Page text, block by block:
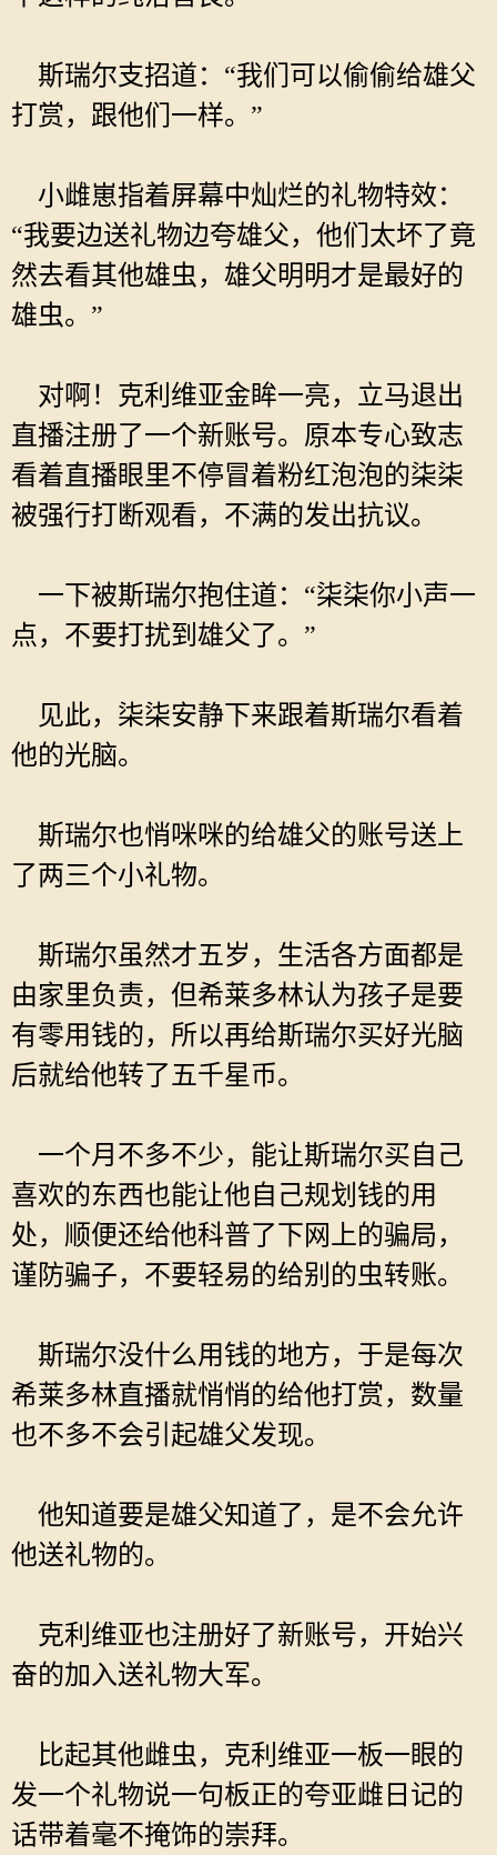
斯瑞尔支招道：“我们可以偷偷给雄父
打赏，跟他们一样。”
小雌崽指着屏幕中灿烂的礼物特效：
“我要边送礼物边夸雄父，他们太坏了竟
然去看其他雄虫，雄父明明才是最好的
雄虫。”
对啊！克利维亚金眸一亮，立马退出
直播注册了一个新账号。原本专心致志
看着直播眼里不停冒着粉红泡泡的柒柒
被强行打断观看，不满的发出抗议。
一下被斯瑞尔抱住道：“柒柒你小声一
点，不要打扰到雄父了。”
见此，柒柒安静下来跟着斯瑞尔看着
他的光脑。
斯瑞尔也悄咪咪的给雄父的账号送上
了两三个小礼物。
斯瑞尔虽然才五岁，生活各方面都是
由家里负责，但希莱多林认为孩子是要
有零用钱的，所以再给斯瑞尔买好光脑
后就给他转了五千星币。
一个月不多不少，能让斯瑞尔买自己
喜欢的东西也能让他自己规划钱的用
处，顺便还给他科普了下网上的骗局，
谨防骗子，不要轻易的给别的虫转账。
斯瑞尔没什么用钱的地方，于是每次
希莱多林直播就悄悄的给他打赏，数量
也不多不会引起雄父发现。
他知道要是雄父知道了，是不会允许
他送礼物的。
克利维亚也注册好了新账号，开始兴
奋的加入送礼物大军。
比起其他雌虫，克利维亚一板一眼的
发一个礼物说一句板正的夸亚雌日记的
话带着毫不掩饰的崇拜。